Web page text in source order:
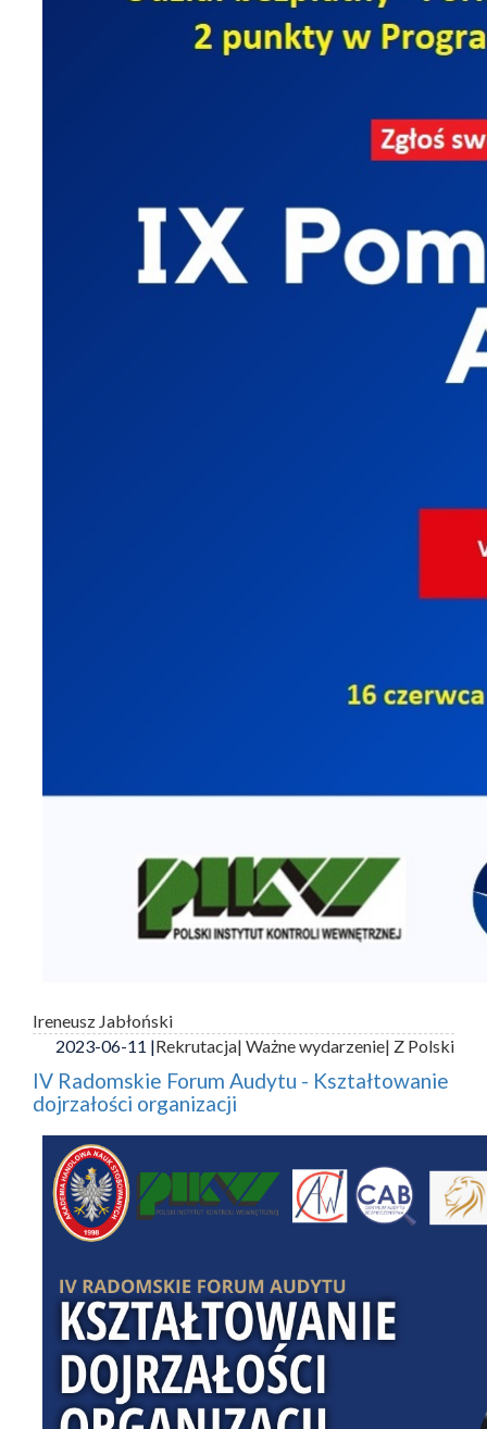
Ireneusz Jabłoński
2023-06-11 |Rekrutacja| Ważne wydarzenie| Z Polski
IV Radomskie Forum Audytu - Kształtowanie
dojrzałości organizacji